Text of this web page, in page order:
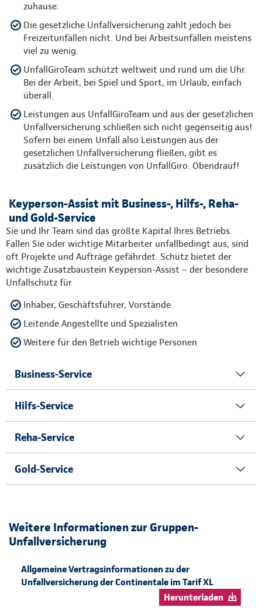
zuhause.
Die gesetzliche Unfallversicherung zahlt jedoch bei
Freizeitunfällen nicht. Und bei Arbeitsunfällen meistens
viel zu wenig.
UnfallGiroTeam schützt weltweit und rund um die Uhr.
Bei der Arbeit, bei Spiel und Sport, im Urlaub, einfach
überall.
Leistungen aus UnfallGiroTeam und aus der gesetzlichen
Unfallversicherung schließen sich nicht gegenseitig aus!
Sofern bei einem Unfall also Leistungen aus der
gesetzlichen Unfallversicherung fließen, gibt es
zusätzlich die Leistungen von UnfallGiro. Obendrauf!
Keyperson-Assist mit Business-, Hilfs-, Reha-
und Gold-Service
Sie und Ihr Team sind das größte Kapital Ihres Betriebs.
Fallen Sie oder wichtige Mitarbeiter unfallbedingt aus, sind
oft Projekte und Aufträge gefährdet. Schutz bietet der
wichtige Zusatzbaustein Keyperson-Assist – der besondere
Unfallschutz für
Inhaber, Geschäftsführer, Vorstände
Leitende Angestellte und Spezialisten
Weitere für den Betrieb wichtige Personen
Business-Service
Hilfs-Service
Reha-Service
Gold-Service
Weitere Informationen zur Gruppen-
Unfallversicherung
Allgemeine Vertragsinformationen zu der
Unfallversicherung der Continentale im Tarif XL
Herunterladen